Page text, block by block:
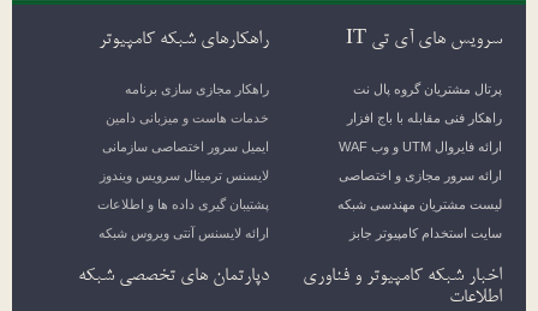
راهکارهای شبکه کامپیوتر
راهکار مجازی سازی برنامه
خدمات هاست و میزبانی دامین
ایمیل سرور اختصاصی سازمانی
لایسنس ترمینال سرویس ویندوز
پشتیبان گیری داده ها و اطلاعات
ارائه لایسنس آنتی ویروس شبکه
سرویس های آی تی IT
پرتال مشتریان گروه پال نت
راهکار فنی مقابله با باج افزار
ارائه فایروال UTM و وب WAF
ارائه سرور مجازی و اختصاصی
لیست مشتریان مهندسی شبکه
سایت استخدام کامپیوتر جابز
دپارتمان های تخصصی شبکه
اخبار شبکه کامپیوتر و فناوری
اطلاعات